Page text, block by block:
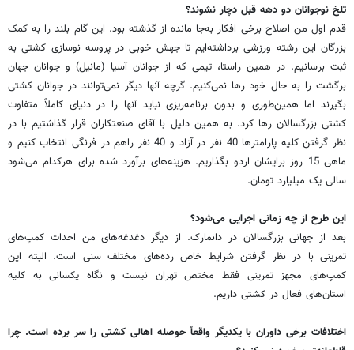
تلخ نوجوانان دو دهه قبل دچار نشوند؟
قدم اول من اصلاح برخی افکار به‌جا مانده از گذشته بود. این گام بلند را به کمک
بزرگان این رشته ورزشی برداشته‌ایم تا جهش خوبی در پروسه نوسازی کشتی به
ثبت برسانیم. در همین راستا، تیمی که از جوانان آسیا (مانیل) و جوانان جهان
برگشت را به حال خود رها نمی‌کنیم. گرچه آنها دیگر نمی‌توانند در جوانان کشتی
بگیرند اما همین‌طوری و بدون برنامه‌ریزی نباید آنها را در دنیای کاملاً متفاوت
کشتی بزرگسالان رها کرد. به همین دلیل با آقای صنعتکاران قرار گذاشتیم با در
نظر گرفتن کلیه پارامترها 40 نفر در آزاد و 40 نفر راهم در فرنگی انتخاب کنیم و
ماهی 15 روز برایشان اردو بگذاریم. هزینه‌های برآورد شده برای هرکدام می‌شود
سالی یک میلیارد تومان.
این طرح از چه زمانی اجرایی می‌شود؟
بعد از جهانی بزرگسالان در دانمارک. از دیگر دغدغه‌های من احداث کمپ‌های
تمرینی با در نظر گرفتن شرایط خاص رده‌های مختلف سنی است. البته این
کمپ‌های مجهز تمرینی فقط مختص تهران نیست و نگاه یکسانی به کلیه
استان‌های فعال در کشتی داریم.
اختلافات برخی داوران با یکدیگر واقعاً حوصله اهالی کشتی را سر برده است. چرا